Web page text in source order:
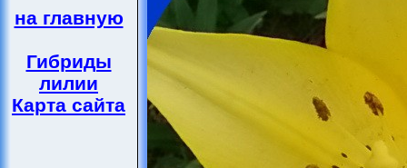
на главную
Гибриды
лилии
Карта сайта